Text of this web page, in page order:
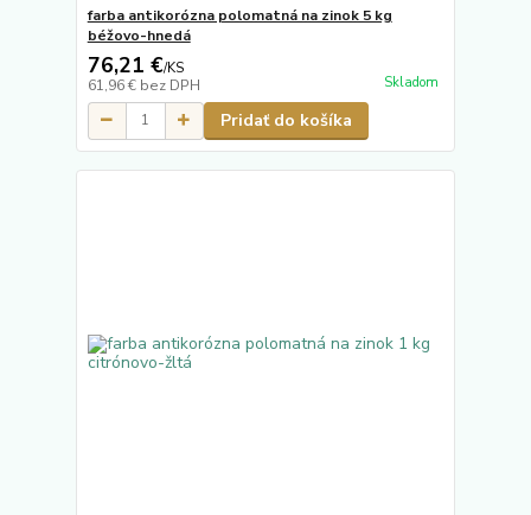
farba antikorózna polomatná na zinok 5 kg
béžovo-hnedá
76,21 €/KS
61,96 € bez DPH Skladom
Pridať do košíka